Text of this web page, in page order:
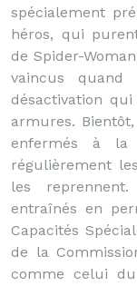
spécialement
héros, qui
de Spider-
vaincus
désactivation
armures.
enfermés à la
régulièrement
les
entraînés en
Capacités
de la
comme celui